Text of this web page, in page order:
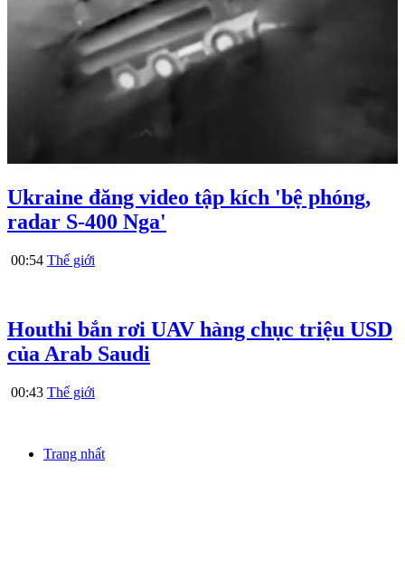
Ukraine đăng video tập kích 'bệ phóng,
radar S-400 Nga'
00:54 Thế giới
Houthi bắn rơi UAV hàng chục triệu USD
của Arab Saudi
00:43 Thế giới
Trang nhất